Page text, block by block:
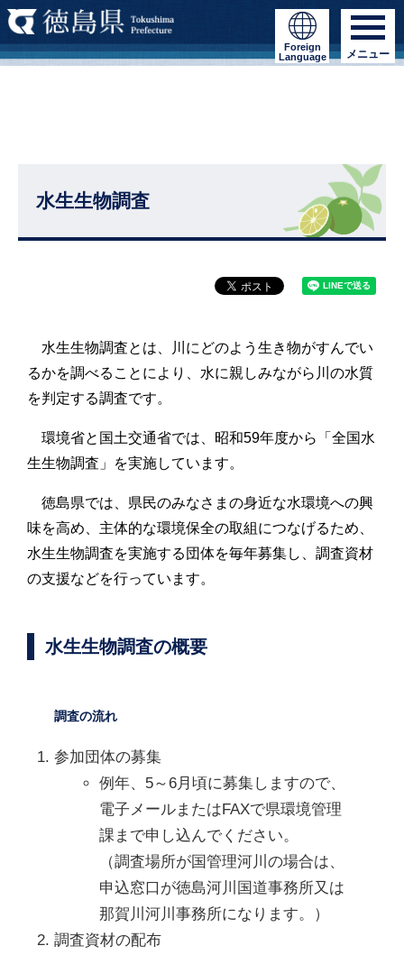
Foreign
Language
メニュー
水生生物調査
水生生物調査とは、川にどのよう生き物がすんでい
るかを調べることにより、水に親しみながら川の水質
を判定する調査です。
環境省と国土交通省では、昭和59年度から「全国水
生生物調査」を実施しています。
徳島県では、県民のみなさまの身近な水環境への興
味を高め、主体的な環境保全の取組につなげるため、
水生生物調査を実施する団体を毎年募集し、調査資材
の支援などを行っています。
水生生物調査の概要
調査の流れ
参加団体の募集
例年、5～6月頃に募集しますので、
電子メールまたはFAXで県環境管理
課まで申し込んでください。
（調査場所が国管理河川の場合は、
申込窓口が徳島河川国道事務所又は
那賀川河川事務所になります。）
調査資材の配布